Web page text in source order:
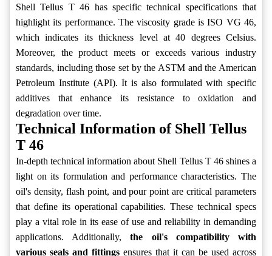
Shell Tellus T 46 has specific technical specifications that
highlight its performance. The viscosity grade is ISO VG 46,
which indicates its thickness level at 40 degrees Celsius.
Moreover, the product meets or exceeds various industry
standards, including those set by the ASTM and the American
Petroleum Institute (API). It is also formulated with specific
additives that enhance its resistance to oxidation and
degradation over time.
Technical Information of Shell Tellus
T 46
In-depth technical information about Shell Tellus T 46 shines a
light on its formulation and performance characteristics. The
oil's density, flash point, and pour point are critical parameters
that define its operational capabilities. These technical specs
play a vital role in its ease of use and reliability in demanding
applications. Additionally,the oil's compatibility with
various seals and fittings ensures that it can be used across